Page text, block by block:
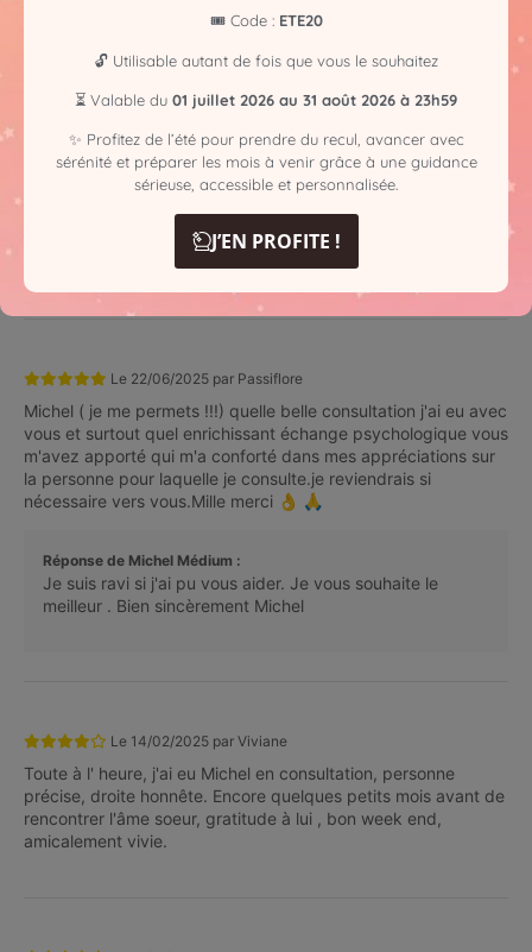
par NADIA
Le07/12/2025par Viviane
Viviane, je viens tout juste de raccrocher avec Michel levis,
très très bonne approche, j ai écouté avec sérieux, plaisir et
espérances ce qu il voit pour moi, je le recommande
sincèrement. Le temps de la guidance passe trop trop vite.
Le 22/06/2025 par Passiflore
Michel ( je me permets !!!) quelle belle consultation j'ai eu avec
vous et surtout quel enrichissant échange psychologique vous
m'avez apporté qui m'a conforté dans mes appréciations sur
la personne pour laquelle je consulte.je reviendrais si
nécessaire vers vous.Mille merci 👌 🙏
Réponse de Michel Médium :
Je suis ravi si j'ai pu vous aider. Je vous souhaite le
meilleur . Bien sincèrement Michel
Le 14/02/2025 par Viviane
Toute à l' heure, j'ai eu Michel en consultation, personne
précise, droite honnête. Encore quelques petits mois avant de
rencontrer l'âme soeur, gratitude à lui , bon week end,
amicalement vivie.
🎟️ Code : ETE20
🔓 Utilisable autant de fois que vous le souhaitez
⏳ Valable du 01 juillet 2026 au 31 août 2026 à 23h59
✨ Profitez de l’été pour prendre du recul, avancer avec
sérénité et préparer les mois à venir grâce à une guidance
sérieuse, accessible et personnalisée.
J’EN PROFITE !